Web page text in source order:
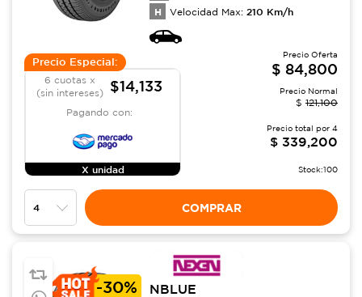
H Velocidad Max: 210 Km/h
Precio Especial:
6 cuotas x
(sin intereses)
$14,133
Pagando con:
X unidad
Precio Oferta
$ 84,800
Precio Normal
$ 121,100
Precio total por 4
$ 339,200
Stock:100
COMPRAR
-30% NBLUE